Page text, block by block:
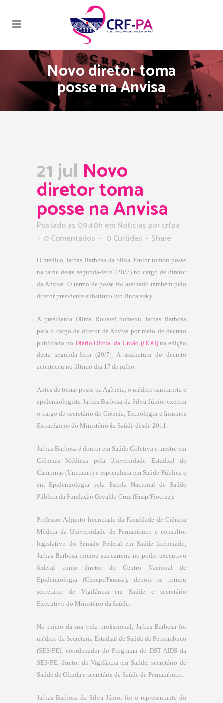
Novo diretor toma
posse na Anvisa
21 jul Novo
diretor toma
posse na Anvisa
Postado as 09:40h emNotícias porcrfpa
0 Comentários
0 Curtidas Share
O médico Jarbas Barbosa da Silva Júnior tomou posse
na tarde desta segunda-feira (20/7) no cargo de diretor
da Anvisa. O termo de posse foi assinado também pelo
diretor presidente substituto Ivo Bucaresky.
A presidenta Dilma Roussef nomeou Jarbas Barbosa
para o cargo de diretor da Anvisa por meio de decreto
publicado no Diário Oficial da União (DOU)na edição
desta segunda-feira (20/7). A assinatura do decreto
aconteceu no último dia 17 de julho.
Antes de tomar posse na Agência, o médico sanitarista e
epidemiologista Jarbas Barbosa da Silva Júnior exercia
o cargo de secretário de Ciência, Tecnologia e Insumos
Estratégicos do Ministério da Saúde desde 2011.
Jarbas Barbosa é doutor em Saúde Coletiva e mestre em
Ciências Médicas pela Universidade Estadual de
Campinas (Unicamp) e especialista em Saúde Pública e
em Epidemiologia pela Escola Nacional de Saúde
Pública da Fundação Osvaldo Cruz (Ensp/Fiocruz).
Professor Adjunto licenciado da Faculdade de Ciência
Médica da Universidade de Pernambuco e consultor
legislativo do Senado Federal em Saúde licenciado,
Jarbas Barbosa iniciou sua carreira no poder executivo
federal como diretor do Centro Nacional de
Epidemiologia (Cenepi/Funasa), depois se tornou
secretário de Vigilância em Saúde e secretário
Executivo do Ministério da Saúde.
No início da sua vida profissional, Jarbas Barbosa foi
médico da Secretaria Estadual de Saúde de Pernambuco
(SES/PE), coordenador do Programa de DST-AIDS da
SES/PE, diretor de Vigilância em Saúde, secretário de
Saúde de Olinda e secretário de Saúde de Pernambuco.
Jarbas Barbosa da Silva Júnior foi o representante do